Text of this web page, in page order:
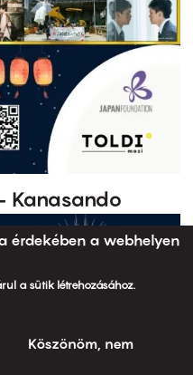
Kanasando
érdekében a webhelyen
a sütik létrehozásához.
Köszönöm, nem